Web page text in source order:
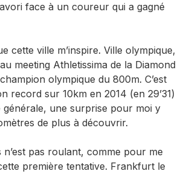
face à un coureur qui a gagné
cette ville m’inspire. Ville olympique,
meeting Athletissima de la Diamond
olympique du 800m. C’est
record sur 10km en 2014 (en 29’31)
une surprise pour moi y
de plus à découvrir.
pas roulant, comme pour me
première tentative. Frankfurt le